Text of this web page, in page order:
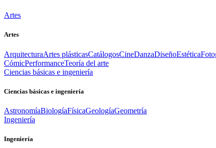
Artes
Artes
ArquitecturaArtes plásticasCatálogosCineDanzaDiseñoEstética
CómicPerformanceTeoría del arte
Ciencias básicas e ingeniería
Ciencias básicas e ingeniería
AstronomíaBiologíaFísicaGeologíaGeometría
Ingeniería
Ingeniería